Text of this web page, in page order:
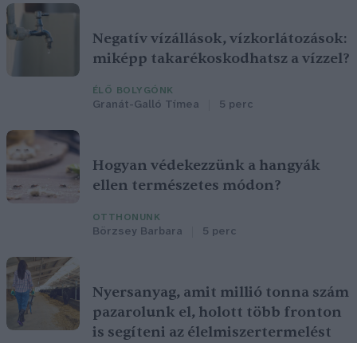
Negatív vízállások, vízkorlátozások:
miképp takarékoskodhatsz a vízzel?
ÉLŐ BOLYGÓNK
Granát-Galló Tímea 5 perc
Hogyan védekezzünk a hangyák
ellen természetes módon?
OTTHONUNK
Börzsey Barbara 5 perc
Nyersanyag, amit millió tonna szám
pazarolunk el, holott több fronton
is segíteni az élelmiszertermelést